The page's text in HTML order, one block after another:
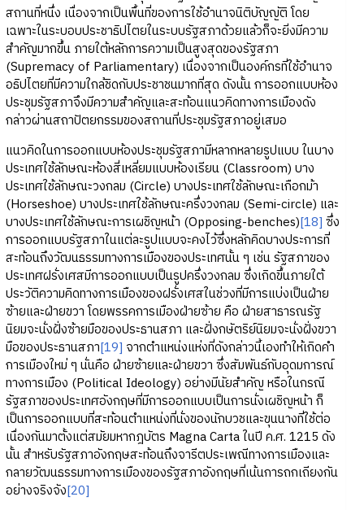
สถานที่หนึ่ง เนื่องจากเป็นพื้นที่ของการใช้อำนาจนิติบัญญัติ โดย
เฉพาะในระบอบประชาธิปไตยในระบบรัฐสภาด้วยแล้วก็จะยิ่งมีความ
สำคัญมากขึ้น ภายใต้หลักการความเป็นสูงสุดของรัฐสภา
(Supremacy of Parliamentary) เนื่องจากเป็นองค์กรที่ใช้อำนาจ
อธิปไตยที่มีความใกล้ชิดกับประชาชนมากที่สุด ดังนั้น การออกแบบห้อง
ประชุมรัฐสภาจึงมีความสำคัญและสะท้อนแนวคิดทางการเมืองดัง
กล่าวผ่านสถาปัตยกรรมของสถานที่ประชุมรัฐสภาอยู่เสมอ
แนวคิดในการออกแบบห้องประชุมรัฐสภามีหลากหลายรูปแบบ ในบาง
ประเทศใช้ลักษณะห้องสี่เหลี่ยมแบบห้องเรียน (Classroom) บาง
ประเทศใช้ลักษณะวงกลม (Circle) บางประเทศใช้ลักษณะเกือกม้า
(Horseshoe) บางประเทศใช้ลักษณะครึ่งวงกลม (Semi-circle) และ
บางประเทศใช้ลักษณะการเผชิญหน้า (Opposing-benches)[18] ซึ่ง
การออกแบบรัฐสภาในแต่ละรูปแบบจะคงไว้ซึ่งหลักคิดบางประการที่
สะท้อนถึงวัฒนธรรมทางการเมืองของประเทศนั้น ๆ เช่น รัฐสภาของ
ประเทศฝรั่งเศสมีการออกแบบเป็นรูปครึ่งวงกลม ซึ่งเกิดขึ้นภายใต้
ประวัติความคิดทางการเมืองของฝรั่งเศสในช่วงที่มีการแบ่งเป็นฝ่าย
ซ้ายและฝ่ายขวา โดยพรรคการเมืองฝ่ายซ้าย คือ ฝ่ายสาธารณรัฐ
นิยมจะนั่งฝั่งซ้ายมือของประธานสภา และฝั่งกษัตริย์นิยมจะนั่งฝั่งขวา
มือของประธานสภา[19] จากตำแหน่งแห่งที่ดังกล่าวนี้เองทำให้เกิดคำ
การเมืองใหม่ ๆ นั่นคือ ฝ่ายซ้ายและฝ่ายขวา ซึ่งสัมพันธ์กับอุดมการณ์
ทางการเมือง (Political Ideology) อย่างมีนัยสำคัญ หรือในกรณี
รัฐสภาของประเทศอังกฤษที่มีการออกแบบเป็นการนั่งเผชิญหน้า ก็
เป็นการออกแบบที่สะท้อนตำแหน่งที่นั่งของนักบวชและขุนนางที่ใช้ต่อ
เนื่องกันมาตั้งแต่สมัยมหากฎบัตร Magna Carta ในปี ค.ศ. 1215 ดัง
นั้น สำหรับรัฐสภาอังกฤษสะท้อนถึงจารีตประเพณีทางการเมืองและ
กลายวัฒนธรรมทางการเมืองของรัฐสภาอังกฤษที่เน้นการถกเถียงกัน
อย่างจริงจัง[20]